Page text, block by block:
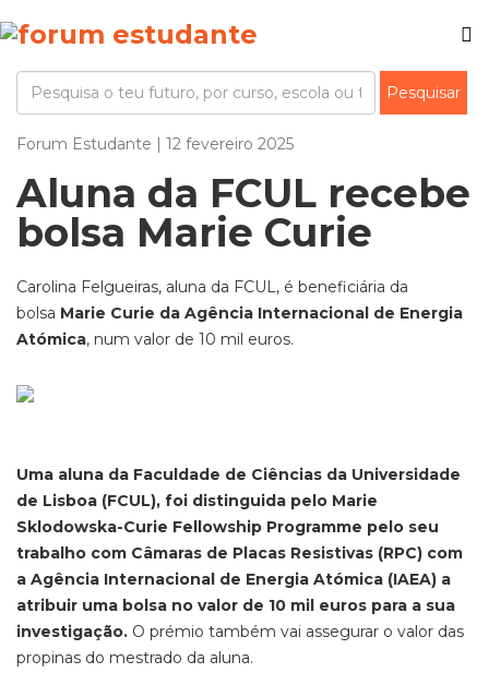
Forum Estudante | 12 fevereiro 2025
Aluna da FCUL recebe
bolsa Marie Curie
Carolina Felgueiras, aluna da FCUL, é beneficiária da
bolsa Marie Curie da Agência Internacional de Energia
Atómica, num valor de 10 mil euros.
Uma aluna da Faculdade de Ciências da Universidade
de Lisboa (FCUL), foi distinguida pelo Marie
Sklodowska-Curie Fellowship Programme pelo seu
trabalho com Câmaras de Placas Resistivas (RPC) com
a Agência Internacional de Energia Atómica (IAEA) a
atribuir uma bolsa no valor de 10 mil euros para a sua
investigação. O prémio também vai assegurar o valor das
propinas do mestrado da aluna.